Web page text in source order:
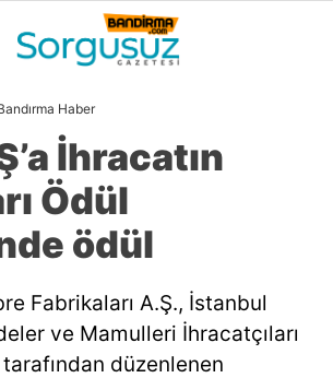
26.9
BALIKESIR
VİDEO YAZARLAR
Haber
İhracatın
Ödül
ödül
Fabrikaları A.Ş., İstanbul
ve Mamulleri İhracatçıları
düzenlenen